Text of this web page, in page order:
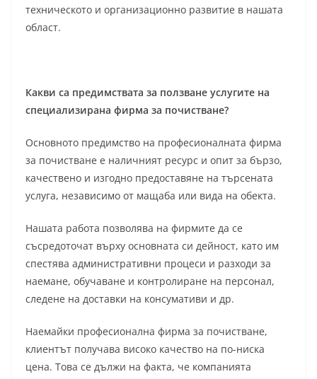
техническото и организационно развитие в нашата
област.
Какви са предимствата за ползване услугите на
специализирана фирма за почистване?
Основното предимство на професионалната фирма
за почистване е наличният ресурс и опит за бързо,
качествено и изгодно предоставяне на търсената
услуга, независимо от мащаба или вида на обекта.
Нашата работа позволява на фирмите да се
съсредоточат върху основната си дейност, като им
спестява административни процеси и разходи за
наемане, обучаване и контролиране на персонал,
следене на доставки на консумативи и др.
Наемайки професионална фирма за почистване,
клиентът получава високо качество на по-ниска
цена. Това се дължи на факта, че компанията